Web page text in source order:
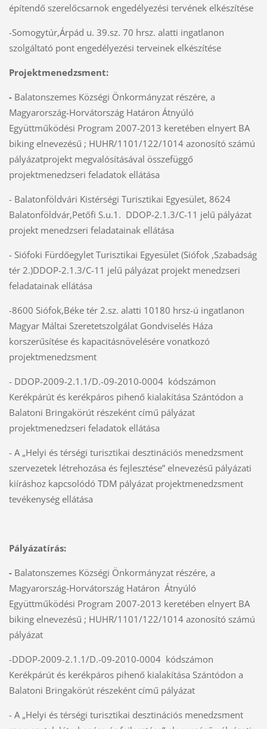
építendő szerelőcsarnok engedélyezési tervének elkészítése
-Somogytúr,Árpád u. 39.sz. 70 hrsz. alatti ingatlanon
szolgáltató pont engedélyezési terveinek elkészítése
Projektmenedzsment:
-Balatonszemes Községi Önkormányzat részére, a
Magyarország-Horvátország Határon Átnyúló
Együttműködési Program 2007-2013 keretében elnyert BA
biking elnevezésű ; HUHR/1101/122/1014 azonosító számú
pályázatprojekt megvalósításával összefüggő
projektmenedzseri feladatok ellátása
- Balatonföldvári Kistérségi Turisztikai Egyesület, 8624
Balatonföldvár,Petőfi S.u.1. DDOP-2.1.3/C-11 jelű pályázat
projekt menedzseri feladatainak ellátása
- Siófoki Fürdőegylet Turisztikai Egyesület (Siófok ,Szabadság
tér 2.)DDOP-2.1.3/C-11 jelű pályázat projekt menedzseri
feladatainak ellátása
-8600 Siófok,Béke tér 2.sz. alatti 10180 hrsz-ú ingatlanon
Magyar Máltai Szeretetszolgálat Gondviselés Háza
korszerűsítése és kapacitásnövelésére vonatkozó
projektmenedzsment
- DDOP-2009-2.1.1/D.-09-2010-0004 kódszámon
Kerékpárút és kerékpáros pihenő kialakítása Szántódon a
Balatoni Bringakörút részeként című pályázat
projektmenedzseri feladatok ellátása
- A „Helyi és térségi turisztikai desztinációs menedzsment
szervezetek létrehozása és fejlesztése” elnevezésű pályázati
kiíráshoz kapcsolódó TDM pályázat projektmenedzsment
tevékenység ellátása
Pályázatírás:
-Balatonszemes Községi Önkormányzat részére, a
Magyarország-Horvátország Határon Átnyúló
Együttműködési Program 2007-2013 keretében elnyert BA
biking elnevezésű ; HUHR/1101/122/1014 azonosító számú
pályázat
-DDOP-2009-2.1.1/D.-09-2010-0004 kódszámon
Kerékpárút és kerékpáros pihenő kialakítása Szántódon a
Balatoni Bringakörút részeként című pályázat
- A „Helyi és térségi turisztikai desztinációs menedzsment